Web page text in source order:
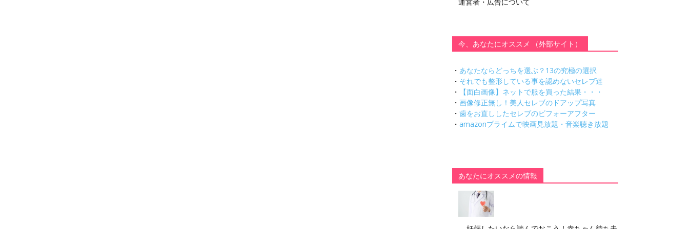
今、あなたにオススメ （外部サイト）
・ あなたならどっちを選ぶ？13の究極の選択
・ それでも整形している事を認めないセレブ達
・
【面白画像】ネットで服を買った結果・・・
・ 画像修正無し！美人セレブのドアップ写真
・ 歯をお直ししたセレブのビフォーアフター
・ amazonプライムで映画見放題・音楽聴き放題
あなたにオススメの情報